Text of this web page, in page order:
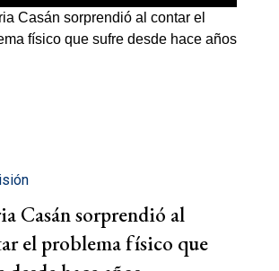
Casán sorprendió al
el problema físico que